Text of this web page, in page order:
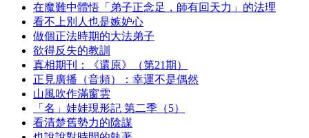
在魔難中體悟「弟子正念足，師有回天力」的法理
看不上別人也是嫉妒心
做個正法時期的大法弟子
欲得反失的教訓
真相期刊：《還原》（第21期）
正見廣播（音頻）：幸運不是偶然
山風吹作滿窗雲
「名」娃娃現形記 第二季（5）
看清楚舊勢力的陰謀